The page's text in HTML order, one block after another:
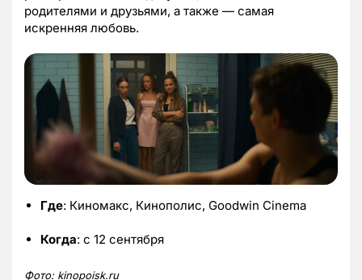
родителями и друзьями, а также — самая
искренняя любовь.
Где: Киномакс, Кинополис, Goodwin Cinema
Когда: с 12 сентября
Фото: kinopoisk.ru